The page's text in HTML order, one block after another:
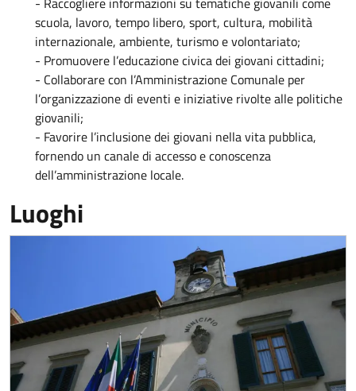
scuola, lavoro, tempo libero, sport, cultura, mobilità
internazionale, ambiente, turismo e volontariato;
- Promuovere l’educazione civica dei giovani cittadini;
- Collaborare con l’Amministrazione Comunale per
l’organizzazione di eventi e iniziative rivolte alle politiche
giovanili;
- Favorire l’inclusione dei giovani nella vita pubblica,
fornendo un canale di accesso e conoscenza
dell’amministrazione locale.
Luoghi